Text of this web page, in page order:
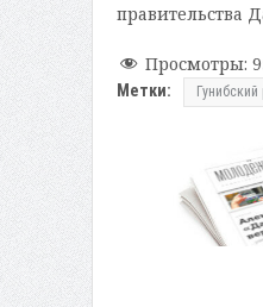
правительства
Просмотры:
Метки: Гунибский